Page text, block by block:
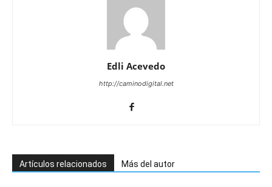
Edli Acevedo
http://caminodigital.net
Artículos relacionados Más del autor